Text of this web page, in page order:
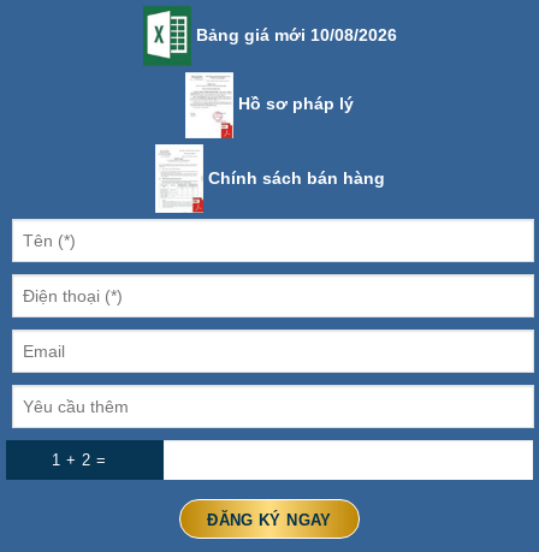
Bảng giá mới 10/08/2026
Hồ sơ pháp lý
Chính sách bán hàng
1 + 2 =